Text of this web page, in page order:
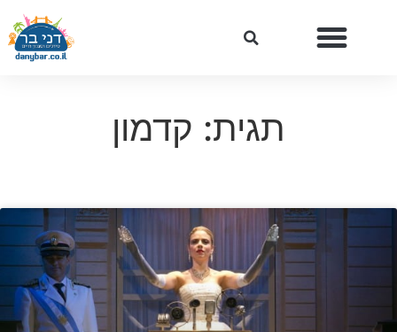
תגית: קדמון